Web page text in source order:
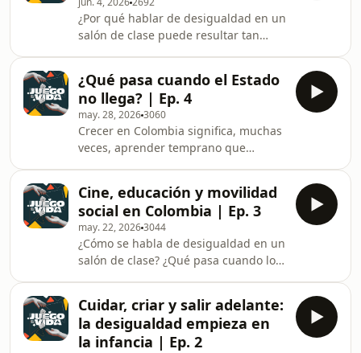
que encontramos en el camino.En
este episodio de El juego de la vida,
Leopoldo Fergusson y Andrés Ruiz
Zuluaga conversan con María José
Álvarez y Andrés Álvarez sobre la
segregación educativa
¿Por qué hablar de desigualdad en un
salón de clase puede resultar tan
historias de una película con las
historias de sus propias familias?En
este quinto episodio de El juego de la
vida, Leopoldo Fergusson y Andrés
Ruiz Zuluaga conversan con Paula
Jaramillo y Andrés Bautista sobre el
potencial del cine como herramienta
pedagógica
¿Qué pasa cuando el Estado
no llega? | Ep. 4
may. 28, 20263060
Crecer en Colombia significa, muchas
veces, aprender temprano que
nacemos, la educación, la violencia y
la ausencia del Estado en las vidas
que terminamos construyendo?En
este cuarto episodio de El juego de la
vida, Leopoldo Fergusson y Andrés
Ruiz Zuluaga conversan con Darío
Maldonado y Andrés Álvarez sobre la
ausencia del Esta
Cine, educación y movilidad
social en Colombia | Ep. 3
may. 22, 20263044
¿Cómo se habla de desigualdad en un
salón de clase? ¿Qué pasa cuando los
movilidad social? El cine puede abrir
conversaciones que las cifras no
alcanzan a explicar.En este tercer
Cuidar, criar y salir adelante:
la desigualdad empieza en
la infancia | Ep. 2